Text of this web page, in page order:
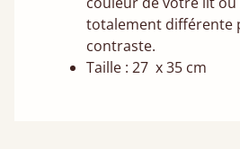
totalement différente
contraste.
Taille : 27 x 35 cm